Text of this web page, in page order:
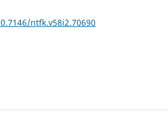
ntfk.v58i2.70690